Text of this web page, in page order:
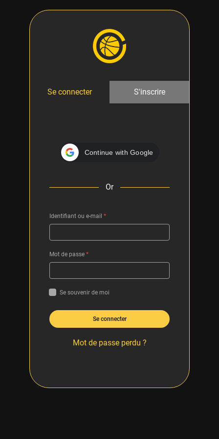
Se connecter S'inscrire
Or
Identifiant ou e-mail *
Mot de passe *
Se souvenir de moi
Se connecter
Mot de passe perdu ?